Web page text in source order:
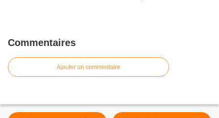
Commentaires
Ajouter un commentaire